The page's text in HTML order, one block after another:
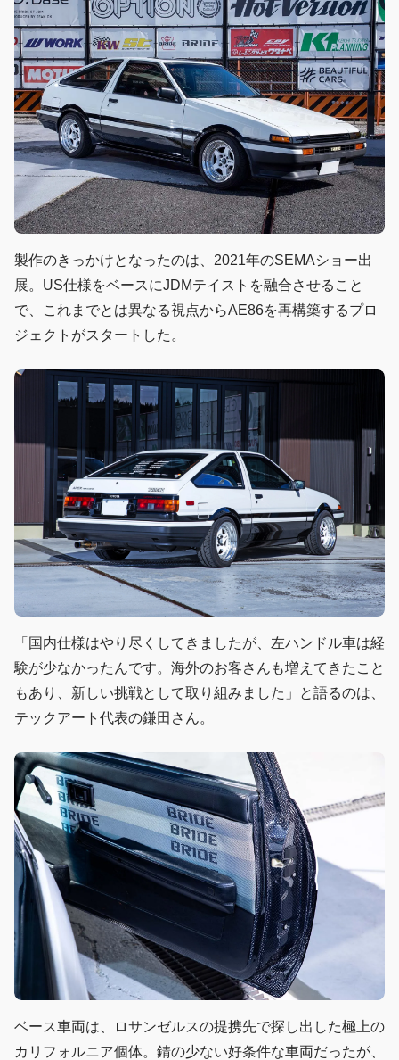
製作のきっかけとなったのは、2021年のSEMAショー出
展。US仕様をベースにJDMテイストを融合させること
で、これまでとは異なる視点からAE86を再構築するプロ
ジェクトがスタートした。
「国内仕様はやり尽くしてきましたが、左ハンドル車は経
験が少なかったんです。海外のお客さんも増えてきたこと
もあり、新しい挑戦として取り組みました」と語るのは、
テックアート代表の鎌田さん。
ベース車両は、ロサンゼルスの提携先で探し出した極上の
カリフォルニア個体。錆の少ない好条件な車両だったが、